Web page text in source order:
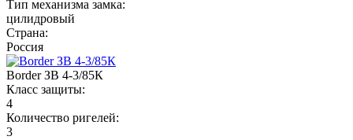
Тип механизма замка:
цилидровый
Страна:
Россия
Border ЗВ 4-3/85К
Класс защиты:
4
Количество ригелей:
3